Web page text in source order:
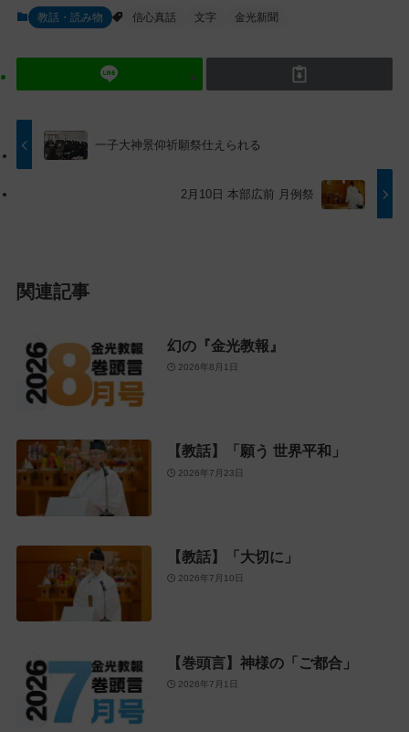
テ
ッ
プ
に
ョ
動
す
る
教話・読み物 信心真話 文字 金光新聞
一子大神景仰祈願祭仕えられる
2月10日 本部広前 月例祭
関連記事
幻の『金光教報』
2026年8月1日
【教話】「願う 世界平和」
2026年7月23日
【教話】「大切に」
2026年7月10日
【巻頭言】神様の「ご都合」
2026年7月1日